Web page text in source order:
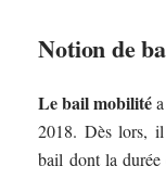
Notion de
Le bail mobilité
2018. Dès lors,
bail dont la